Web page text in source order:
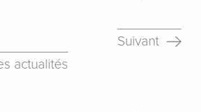
Suivant
actualités